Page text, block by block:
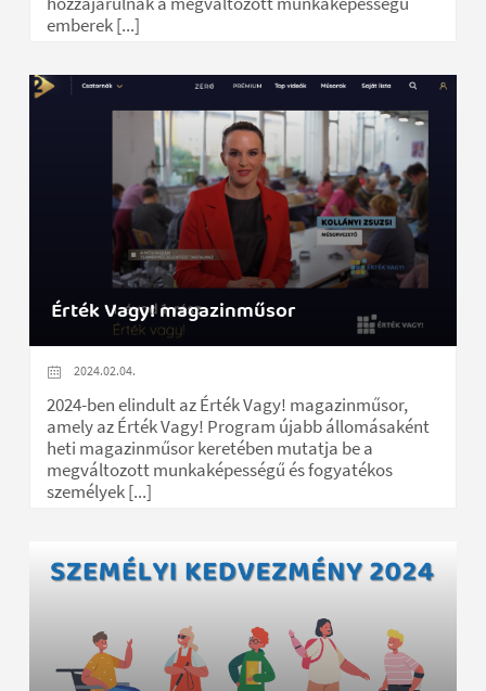
emberek [...]
Érték Vagy! magazinműsor
2024.02.04.
2024-ben elindult az Érték Vagy! magazinműsor,
amely az Érték Vagy! Program újabb állomásaként
heti magazinműsor keretében mutatja be a
megváltozott munkaképességű és fogyatékos
személyek [...]